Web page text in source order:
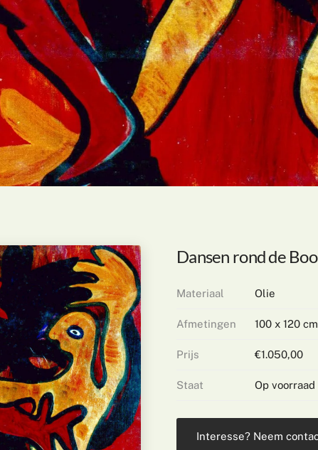
Dansen rond de
Materiaal Olie
Afmetingen 100 x 120 cm
Prijs €1.050,00
Staat Op voorraad
Interesse? Neem